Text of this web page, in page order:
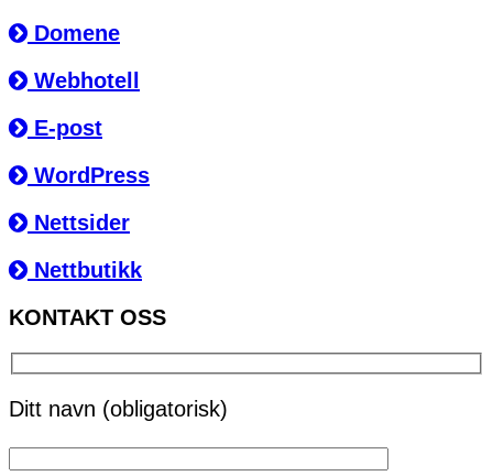
Domene
Webhotell
E-post
WordPress
Nettsider
Nettbutikk
KONTAKT OSS
Ditt navn (obligatorisk)